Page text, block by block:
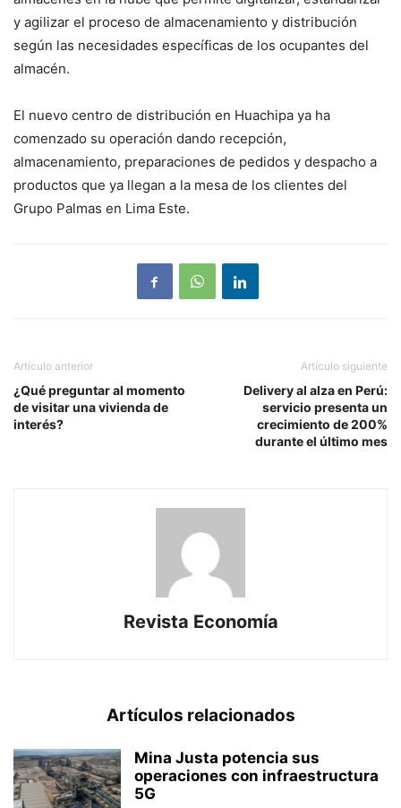
y agilizar el proceso de almacenamiento y distribución
según las necesidades específicas de los ocupantes del
almacén.
El nuevo centro de distribución en Huachipa ya ha
comenzado su operación dando recepción,
almacenamiento, preparaciones de pedidos y despacho a
productos que ya llegan a la mesa de los clientes del
Grupo Palmas en Lima Este.
Artículo anterior
¿Qué preguntar al momento
de visitar una vivienda de
interés?
Artículo siguiente
Delivery al alza en Perú:
servicio presenta un
crecimiento de 200%
durante el último mes
Revista Economía
Artículos relacionados
Mina Justa potencia sus
operaciones con infraestructura
5G